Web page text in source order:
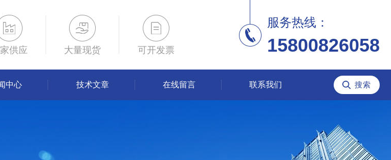
供应 大量现货 可开发票
服务热线：
15800826058
中心 技术文章 在线留言 联系我们